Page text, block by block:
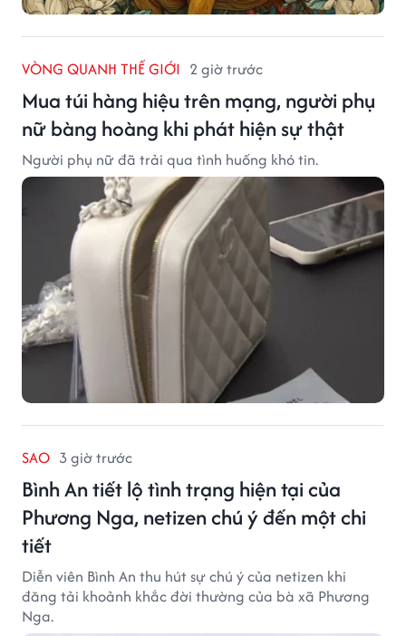
VÒNG QUANH THẾ GIỚI 2 giờ trước
Mua túi hàng hiệu trên mạng, người phụ
nữ bàng hoàng khi phát hiện sự thật
Người phụ nữ đã trải qua tình huống khó tin.
SAO 3 giờ trước
Bình An tiết lộ tình trạng hiện tại của
Phương Nga, netizen chú ý đến một chi
tiết
Diễn viên Bình An thu hút sự chú ý của netizen khi
đăng tải khoảnh khắc đời thường của bà xã Phương
Nga.